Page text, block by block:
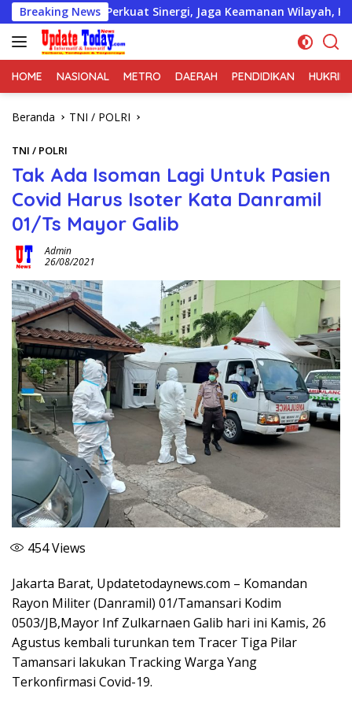
Langsung
ke
konten
Breaking News
Perkuat Sinergi, Jaga Keamanan Wilayah, Koramil 06/
HOME NASIONAL METRO DAERAH PENDIDIKAN HUKRIM
Beranda TNI / POLRI
TNI / POLRI
Tak Ada Isoman Lagi Untuk Pasien
Covid Harus Isoter Kata Danramil
01/Ts Mayor Galib
Admin
26/08/2021
454Views
Jakarta Barat, Updatetodaynews.com – Komandan
Rayon Militer (Danramil) 01/Tamansari Kodim
0503/JB,Mayor Inf Zulkarnaen Galib hari ini Kamis, 26
Agustus kembali turunkan tem Tracer Tiga Pilar
Tamansari lakukan Tracking Warga Yang
Terkonfirmasi Covid-19.